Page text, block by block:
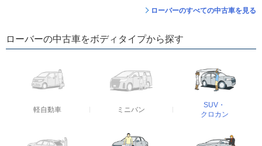
ローバーのすべての中古車を見る
ローバーの中古車をボディタイプから探す
軽自動車 ミニバン
SUV・
クロカン